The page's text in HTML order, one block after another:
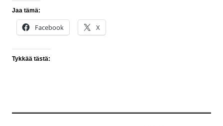
Jaa tämä:
Facebook X
Tykkää tästä: